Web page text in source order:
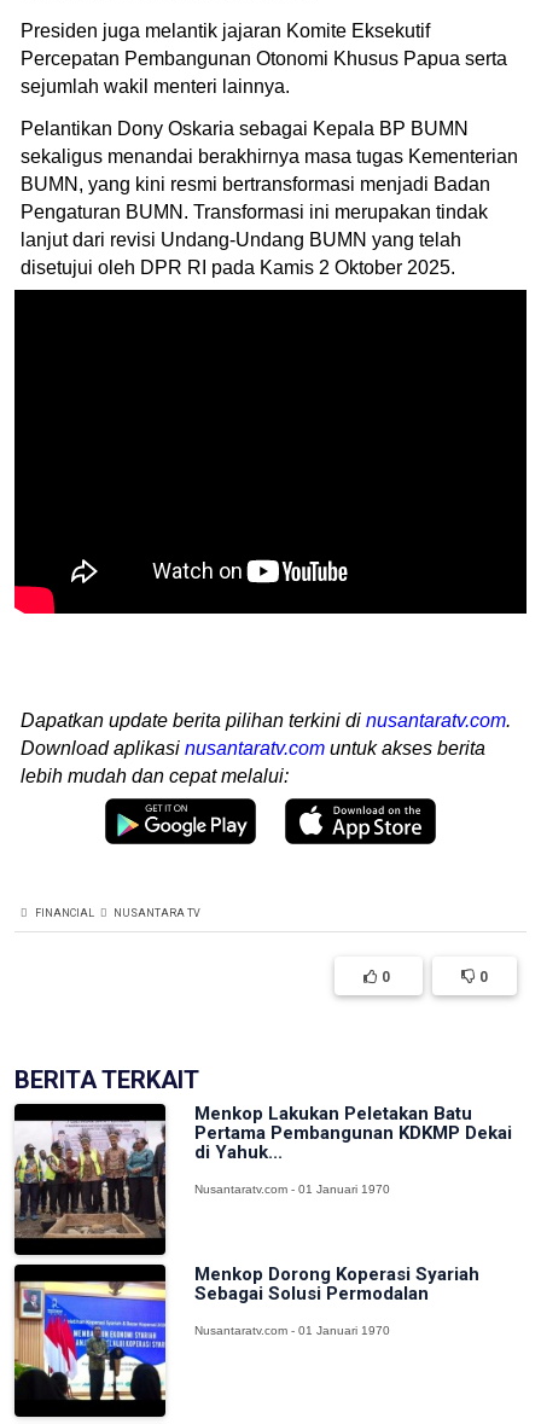
Presiden juga melantik jajaran Komite Eksekutif
Percepatan Pembangunan Otonomi Khusus Papua serta
sejumlah wakil menteri lainnya.
Pelantikan Dony Oskaria sebagai Kepala BP BUMN
sekaligus menandai berakhirnya masa tugas Kementerian
BUMN, yang kini resmi bertransformasi menjadi Badan
Pengaturan BUMN. Transformasi ini merupakan tindak
lanjut dari revisi Undang-Undang BUMN yang telah
disetujui oleh DPR RI pada Kamis 2 Oktober 2025.
Dapatkan update berita pilihan terkini di nusantaratv.com.
Download aplikasi nusantaratv.com untuk akses berita
lebih mudah dan cepat melalui:
FINANCIAL NUSANTARA TV
0 0
BERITA TERKAIT
Menkop Lakukan Peletakan Batu
Pertama Pembangunan KDKMP Dekai
di Yahuk...
Nusantaratv.com - 01 Januari 1970
Menkop Dorong Koperasi Syariah
Sebagai Solusi Permodalan
Nusantaratv.com - 01 Januari 1970